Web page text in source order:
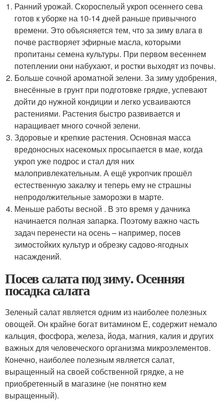
Ранний урожай. Скороспелый укроп осеннего сева
готов к уборке на 10-14 дней раньше привычного
времени. Это объясняется тем, что за зиму влага в
почве растворяет эфирные масла, которыми
пропитаны семена культуры. При первом весеннем
потеплении они набухают, и ростки выходят из почвы.
Больше сочной ароматной зелени. За зиму удобрения,
внесённые в грунт при подготовке грядке, успевают
дойти до нужной кондиции и легко усваиваются
растениями. Растения быстро развивается и
наращивает много сочной зелени.
Здоровые и крепкие растения. Основная масса
вредоносных насекомых просыпается в мае, когда
укроп уже подрос и стал для них
малопривлекательным. А ещё укропчик прошёл
естественную закалку и теперь ему не страшны
непродолжительные заморозки в марте.
Меньше работы весной . В это время у дачника
начинается полная запарка. Поэтому важно часть
задач перенести на осень – например, посев
зимостойких культур и обрезку садово-ягодных
насаждений.
Посев салата под зиму. Осенняя
посадка салата
Зеленый салат является одним из наиболее полезных
овощей. Он крайне богат витамином Е, содержит немало
кальция, фосфора, железа, йода, магния, калия и других
важных для человеческого организма микроэлементов.
Конечно, наиболее полезным является салат,
выращенный на своей собственной грядке, а не
приобретенный в магазине (не понятно кем
выращенный).